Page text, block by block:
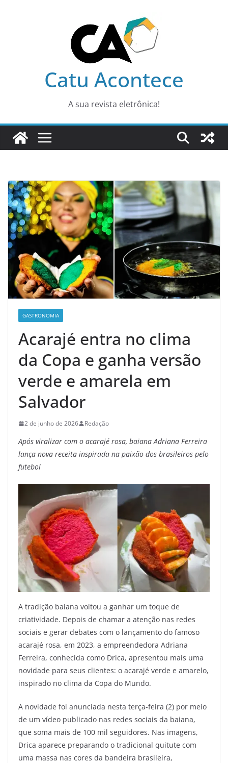
Catu Acontece
A sua revista eletrônica!
GASTRONOMIA
Acarajé entra no clima
da Copa e ganha versão
verde e amarela em
Salvador
2 de junho de 2026 Redação
Após viralizar com o acarajé rosa, baiana Adriana Ferreira
lança nova receita inspirada na paixão dos brasileiros pelo
futebol
A tradição baiana voltou a ganhar um toque de
criatividade. Depois de chamar a atenção nas redes
sociais e gerar debates com o lançamento do famoso
acarajé rosa, em 2023, a empreendedora Adriana
Ferreira, conhecida como Drica, apresentou mais uma
novidade para seus clientes: o acarajé verde e amarelo,
inspirado no clima da Copa do Mundo.
A novidade foi anunciada nesta terça-feira (2) por meio
de um vídeo publicado nas redes sociais da baiana,
que soma mais de 100 mil seguidores. Nas imagens,
Drica aparece preparando o tradicional quitute com
uma massa nas cores da bandeira brasileira,